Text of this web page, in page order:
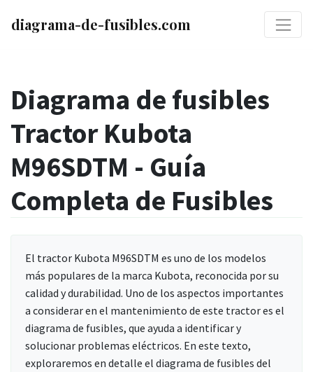
diagrama-de-fusibles.com
Diagrama de fusibles
Tractor Kubota
M96SDTM - Guía
Completa de Fusibles
El tractor Kubota M96SDTM es uno de los modelos
más populares de la marca Kubota, reconocida por su
calidad y durabilidad. Uno de los aspectos importantes
a considerar en el mantenimiento de este tractor es el
diagrama de fusibles, que ayuda a identificar y
solucionar problemas eléctricos. En este texto,
exploraremos en detalle el diagrama de fusibles del